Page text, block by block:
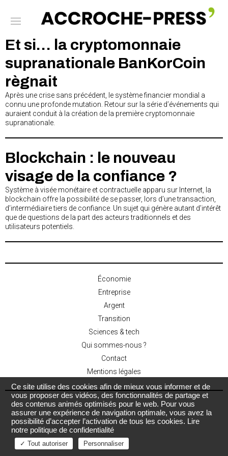
Et si… la cryptomonnaie
supranationale BanKorCoin
règnait
Après une crise sans précédent, le système financier mondial a
connu une profonde mutation. Retour sur la série d’événements qui
auraient conduit à la création de la première cryptomonnaie
supranationale.
Blockchain : le nouveau
visage de la confiance ?
Système à visée monétaire et contractuelle apparu sur Internet, la
blockchain offre la possibilité de se passer, lors d’une transaction,
d’intermédiaire tiers de confiance. Un sujet qui génère autant d’intérêt
que de questions de la part des acteurs traditionnels et des
utilisateurs potentiels.
Économie
Entreprise
Argent
Transition
Sciences & tech
Qui sommes-nous ?
Contact
Mentions légales
Ce site utilise des cookies afin de mieux vous informer et de
vous proposer des vidéos, des fonctionnalités de partage et
des contenus animés optimisés pour le web. Pour vous
assurer une expérience de navigation optimale, vous avez la
possibilité d’accepter l’activation de tous les cookies. Lire
notre politique de confidentialité
✓ Tout autoriser Personnaliser